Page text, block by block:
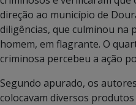
direção ao município de
diligências, que culminou na
homem, em flagrante. O
criminosa percebeu a ação
Segundo apurado, os
colocavam diversos